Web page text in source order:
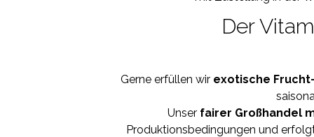
Der
Gerne erfüllen wir exotische
Unser fairer Großhandel
Produktionsbedingungen und